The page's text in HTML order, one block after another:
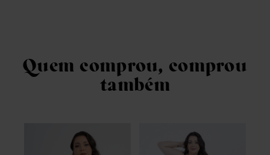
Quem comprou, comprou
também